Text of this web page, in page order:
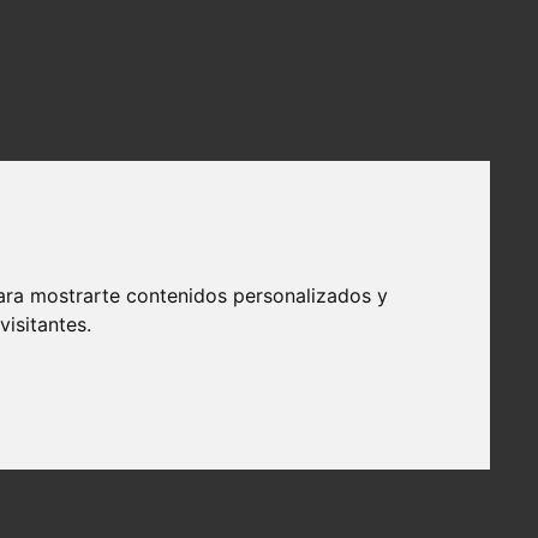
mostrarte contenidos personalizados y